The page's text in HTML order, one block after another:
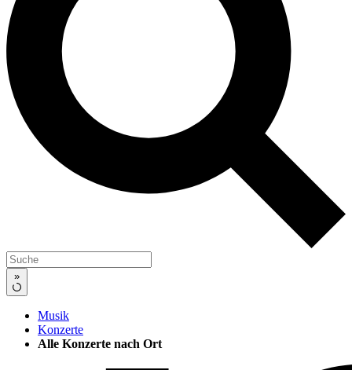
»
Musik
Konzerte
Alle Konzerte nach Ort